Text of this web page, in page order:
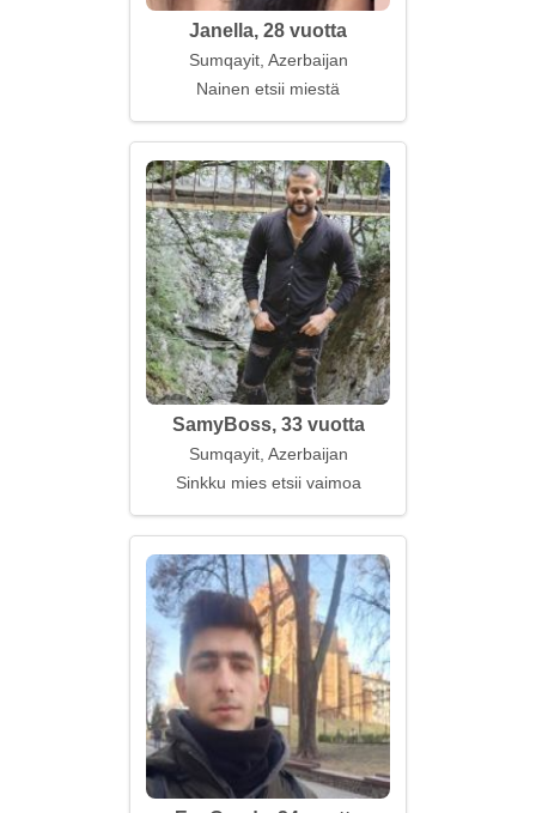
Janella, 28 vuotta
Sumqayit, Azerbaijan
Nainen etsii miestä
SamyBoss, 33 vuotta
Sumqayit, Azerbaijan
Sinkku mies etsii vaimoa